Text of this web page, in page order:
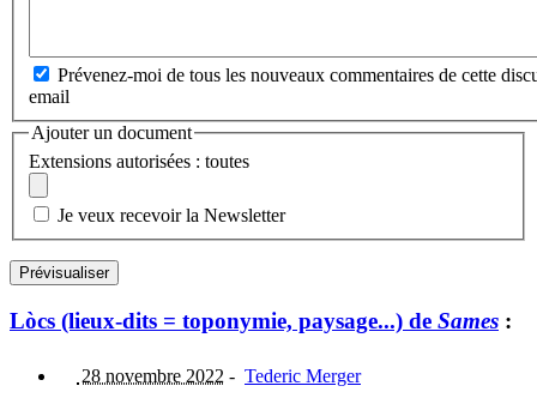
Prévenez-moi de tous les nouveaux commentaires de cette
email
Ajouter un document
Extensions autorisées : toutes
Je veux recevoir la Newsletter
Lòcs (lieux-dits = toponymie, paysage...) de Sames :
28 novembre 2022 - Tederic Merger